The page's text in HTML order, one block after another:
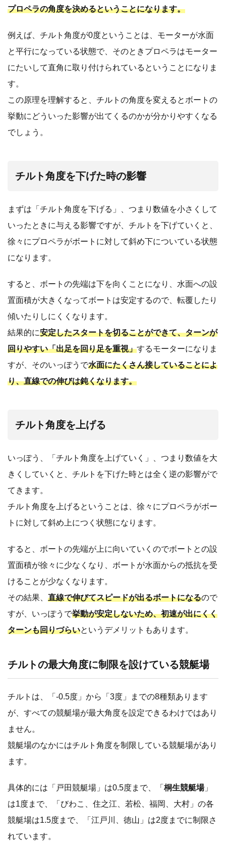
プロペラの角度を決めるということになります。
例えば、チルト角度が0度ということは、モーターが水面
と平行になっている状態で、そのときプロペラはモーター
にたいして直角に取り付けられているということになりま
す。
この原理を理解すると、チルトの角度を変えるとボートの
挙動にどういった影響が出てくるのかが分かりやすくなる
でしょう。
チルト角度を下げた時の影響
まずは「チルト角度を下げる」、つまり数値を小さくして
いったときに与える影響ですが、チルトを下げていくと、
徐々にプロペラがボートに対して斜め下についている状態
になります。
すると、ボートの先端は下を向くことになり、水面への設
置面積が大きくなってボートは安定するので、転覆したり
傾いたりしにくくなります。
結果的に安定したスタートを切ることができて、ターンが
回りやすい「出足を回り足を重視」するモーターになりま
すが、そのいっぽうで水面にたくさん接していることによ
り、直線での伸びは鈍くなります。
チルト角度を上げる
いっぽう、「チルト角度を上げていく」、つまり数値を大
きくしていくと、チルトを下げた時とは全く逆の影響がで
てきます。
チルト角度を上げるということは、徐々にプロペラがボー
トに対して斜め上につく状態になります。
すると、ボートの先端が上に向いていくのでボートとの設
置面積が徐々に少なくなり、ボートが水面からの抵抗を受
けることが少なくなります。
その結果、 直線で伸びてスピードが出るボートになるので
すが、いっぽうで挙動が安定しないため、初速が出にくく
ターンも回りづらいというデメリットもあります。
チルトの最大角度に制限を設けている競艇場
チルトは、「-0.5度」から「3度」までの8種類あります
が、すべての競艇場が最大角度を設定できるわけではあり
ません。
競艇場のなかにはチルト角度を制限している競艇場があり
ます。
具体的には「戸田競艇場」は0.5度まで、「 桐生競艇場」
は1度まで、「びわこ、住之江、若松、福岡、大村」の各
競艇場は1.5度まで、「江戸川、徳山」は2度までに制限さ
れています。